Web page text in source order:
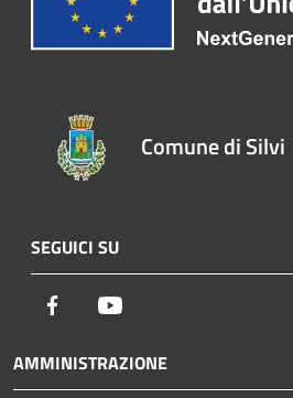
Comune di Silvi
SEGUICI SU
Facebook
AMMINISTRAZIONE